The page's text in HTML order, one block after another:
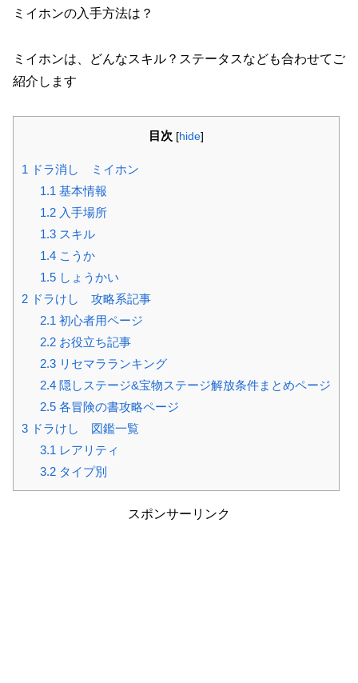
ミイホンの入手方法は？
ミイホンは、どんなスキル？ステータスなども合わせてご
紹介します
目次 [hide]
1 ドラ消し ミイホン
1.1 基本情報
1.2入手場所
1.3スキル
1.4こうか
1.5しょうかい
2 ドラけし 攻略系記事
2.1 初心者用ページ
2.2お役立ち記事
2.3リセマラランキング
2.4隠しステージ&宝物ステージ解放条件まとめページ
2.5各冒険の書攻略ページ
3 ドラけし 図鑑一覧
3.1 レアリティ
3.2タイプ別
スポンサーリンク